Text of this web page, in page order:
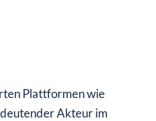
Plattformen wie
Akteur im